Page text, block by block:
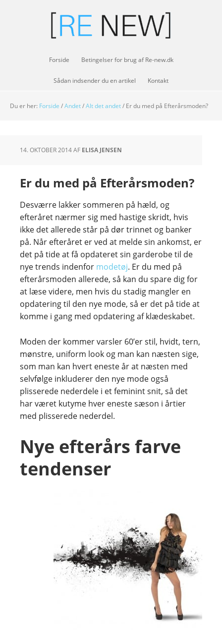
Forside Betingelser for brug af Re-new.dk
Sådan indsender du en artikel Kontakt
Du er her: Forside /Andet/Alt det andet/ Er du med på Efterårsmoden?
14. OKTOBER 2014AF ELISA JENSEN
Er du med på Efterårsmoden?
Desværre lakker sommeren på hæld, og
efteråret nærmer sig med hastige skridt, hvis
ikke det allerede står på dør trinnet og banker
på. Når efteråret er ved at melde sin ankomst, er
det på tide at få opdateret sin garderobe til de
nye trends indenfor modetøj. Er du med på
efterårsmoden allerede, så kan du spare dig for
at læse videre, men hvis du stadig mangler en
opdatering til den nye mode, så er det på tide at
komme i gang med opdatering af klædeskabet.
Moden der kommer varsler 60’er stil, hvidt, tern,
mønstre, uniform look og man kan næsten sige,
som man kan hvert eneste år at næsten med
selvfølge inkluderer den nye mode også
plisserede nederdele i et feminint snit, så det
har været kutyme hver eneste sæson i årtier
med plisserede nederdel.
Nye efterårs farve
tendenser